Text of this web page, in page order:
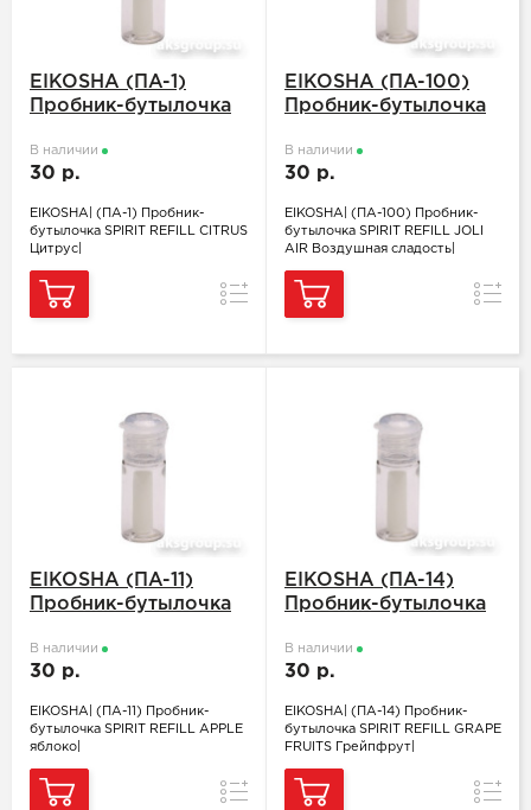
EIKOSHA (ПA-1)
Пробник-бутылочка
Цитрус
В наличии
30 р.
EIKOSHA| (ПA-1) Пробник-
бутылочка SPIRIT REFILL CITRUS
Цитрус|
Сравнение
EIKOSHA (ПA-100)
Пробник-бутылочка
AIR Воздушная
сладость
В наличии
30 р.
EIKOSHA| (ПA-100) Пробник-
бутылочка SPIRIT REFILL JOLI
AIR Воздушная сладость|
EIKOSHA (ПA-11)
Пробник-бутылочка
яблоко
В наличии
30 р.
EIKOSHA| (ПA-11) Пробник-
бутылочка SPIRIT REFILL APPLE
яблоко|
Сравнение
EIKOSHA (ПA-14)
Пробник-бутылочка
FRUITS Грейпфрут
В наличии
30 р.
EIKOSHA| (ПA-14) Пробник-
бутылочка SPIRIT REFILL GRAPE
FRUITS Грейпфрут|